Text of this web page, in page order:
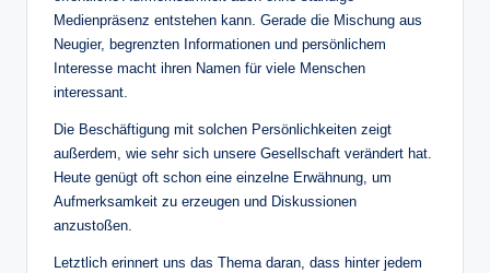
Medienpräsenz entstehen kann. Gerade die Mischung aus
Neugier, begrenzten Informationen und persönlichem
Interesse macht ihren Namen für viele Menschen
interessant.
Die Beschäftigung mit solchen Persönlichkeiten zeigt
außerdem, wie sehr sich unsere Gesellschaft verändert hat.
Heute genügt oft schon eine einzelne Erwähnung, um
Aufmerksamkeit zu erzeugen und Diskussionen
anzustoßen.
Letztlich erinnert uns das Thema daran, dass hinter jedem